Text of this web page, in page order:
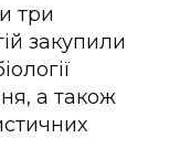
три
закупили
а також